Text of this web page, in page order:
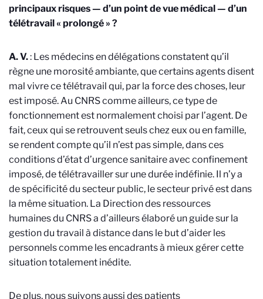
principaux risques — d’un point de vue médical — d’un
télétravail « prolongé » ?
A. V.: Les médecins en délégations constatent qu’il
règne une morosité ambiante, que certains agents disent
mal vivre ce télétravail qui, par la force des choses, leur
est imposé. Au CNRS comme ailleurs, ce type de
fonctionnement est normalement choisi par l’agent. De
fait, ceux qui se retrouvent seuls chez eux ou en famille,
se rendent compte qu’il n’est pas simple, dans ces
conditions d’état d’urgence sanitaire avec confinement
imposé, de télétravailler sur une durée indéfinie. Il n’y a
de spécificité du secteur public, le secteur privé est dans
la même situation. La Direction des ressources
humaines du CNRS a d’ailleurs élaboré un guide sur la
gestion du travail à distance dans le but d’aider les
personnels comme les encadrants à mieux gérer cette
situation totalement inédite.
De plus, nous suivons aussi des patients